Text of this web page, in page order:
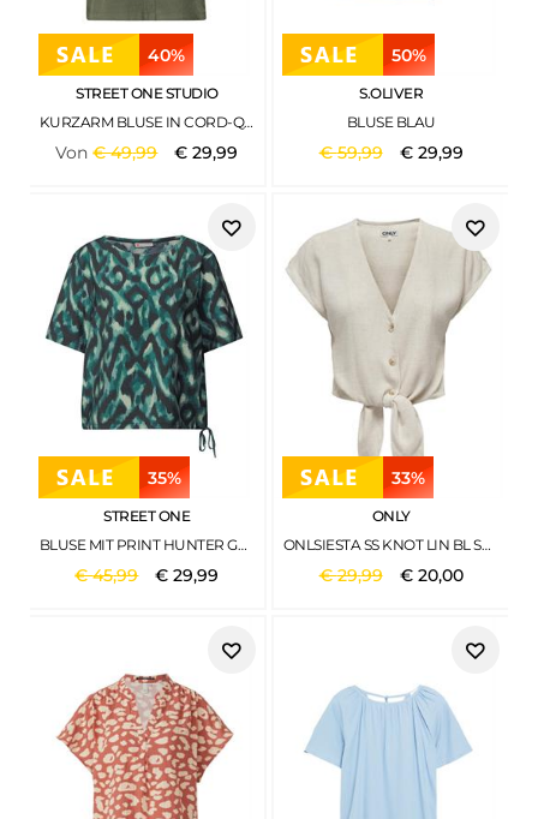
40%
STREET ONE STUDIO
KURZARM BLUSE IN CORD-QUALITÄT LICHEN GREEN
Von€49,99 €29,99
50%
S.OLIVER
BLUSE BLAU
€59,99 € 29,99
35%
STREET ONE
BLUSE MIT PRINT HUNTER GREEN
€45,99 €29,99
33%
ONLY
ONLSIESTA SS KNOT LIN BL SHIRT PNT NOOS MOONBEAM
€29,99 € 20,00